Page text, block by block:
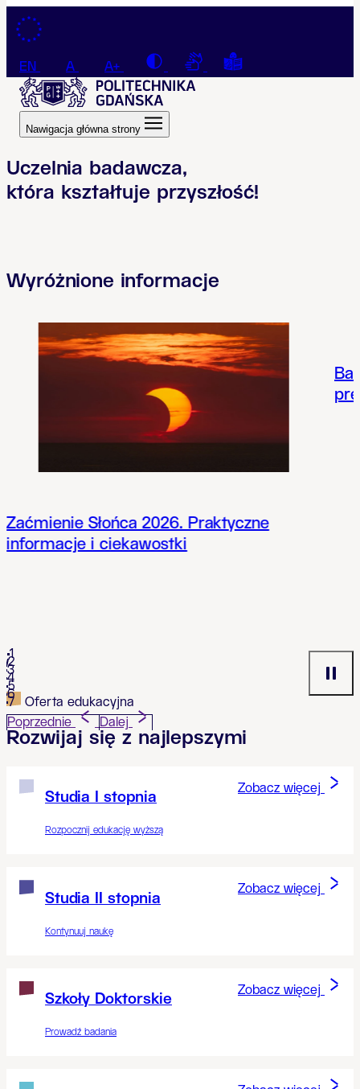
Przejdź do treści
EN A A+ Contrast Connection with a sign
Tekst łatwy do
Nawigacja główna strony
Uczelnia badawcza,
która kształtuje przyszłość!
Wyróżnione informacje
Zaćmienie Słońca 2026. Praktyczne
informacje i ciekawostki
1
2
3
4
5
6
7
Poprzednie
Dalej
Oferta edukacyjna
Rozwijaj się z najlepszymi
Studia I stopnia
Rozpocznij edukację wyższą
Zobacz więcej
Studia II stopnia
Kontynuuj naukę
Zobacz więcej
Szkoły Doktorskie
Prowadź badania
Zobacz więcej